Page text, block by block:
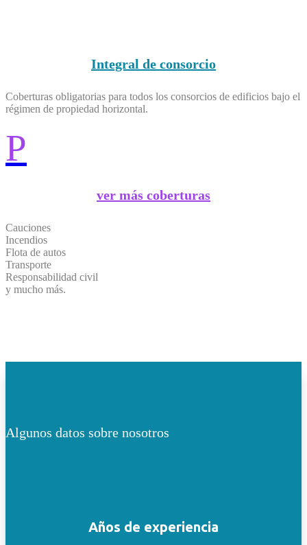
Integral de consorcio
Coberturas obligatorias para todos los consorcios de edificios bajo el
régimen de propiedad horizontal.
P
ver más coberturas
Cauciones
Incendios
Flota de autos
Transporte
Responsabilidad civil
y mucho más.
Algunos datos sobre nosotros
Años de experiencia